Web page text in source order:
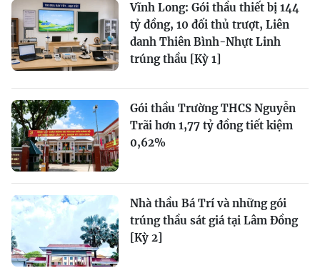
Vĩnh Long: Gói thầu thiết bị 144
tỷ đồng, 10 đối thủ trượt, Liên
danh Thiên Bình-Nhựt Linh
trúng thầu [Kỳ 1]
Gói thầu Trường THCS Nguyễn
Trãi hơn 1,77 tỷ đồng tiết kiệm
0,62%
Nhà thầu Bá Trí và những gói
trúng thầu sát giá tại Lâm Đồng
[Kỳ 2]